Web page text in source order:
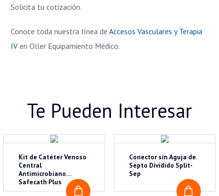
Solicita tu cotización.
Conoce toda nuestra línea deAccesos Vasculares y Terapia
IV en Oller Equipamiento Médico.
Te Pueden Interesar
COTIZAR
Kit de Catéter Venoso
Central
Antimicrobiano
Safecath Plus
Conector sin Aguja de
Septo Dividido Split-
Sep